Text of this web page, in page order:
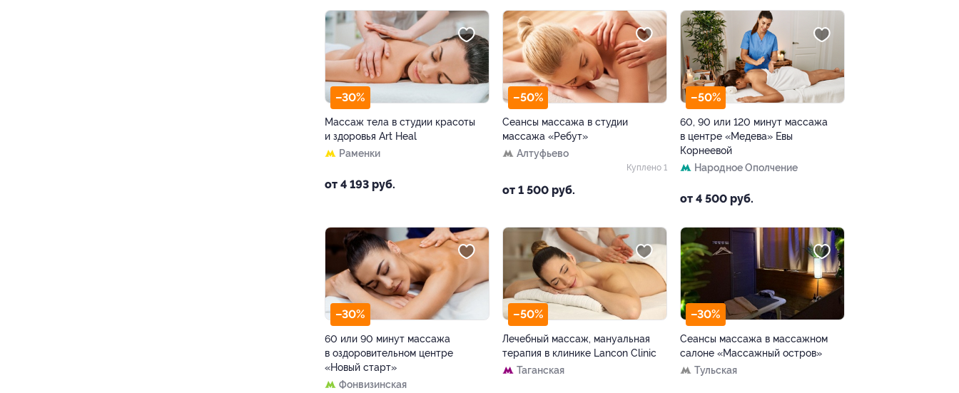
–30%
Массаж тела в студии красоты
и здоровья Art Heal
Раменки
от 4 193 руб.
–50%
Сеансы массажа в студии
массажа «Ребут»
Алтуфьево
от 1 500 руб.
Куплено 1
–50%
60, 90 или 120 минут массажа
в центре «Медева» Евы
Корнеевой
Народное Ополчение
от 4 500 руб.
–30%
60 или 90 минут массажа
в оздоровительном центре
«Новый старт»
Фонвизинская
–50%
Лечебный массаж, мануальная
терапия в клинике Lancon Cliniс
Таганская
–30%
Сеансы массажа в массажном
салоне «Массажный остров»
Тульская